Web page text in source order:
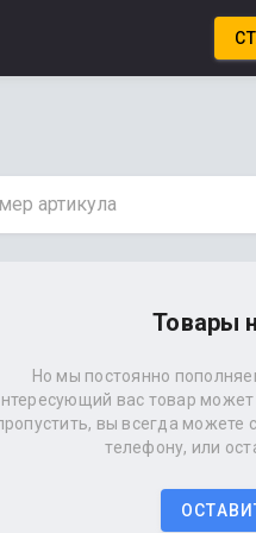
Товары
Но мы постоянно
вас товар
вы всегда
телефону, или